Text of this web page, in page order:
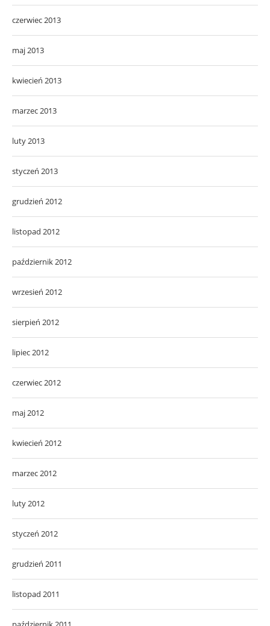
czerwiec 2013
maj 2013
kwiecień 2013
marzec 2013
luty 2013
styczeń 2013
grudzień 2012
listopad 2012
październik 2012
wrzesień 2012
sierpień 2012
lipiec 2012
czerwiec 2012
maj 2012
kwiecień 2012
marzec 2012
luty 2012
styczeń 2012
grudzień 2011
listopad 2011